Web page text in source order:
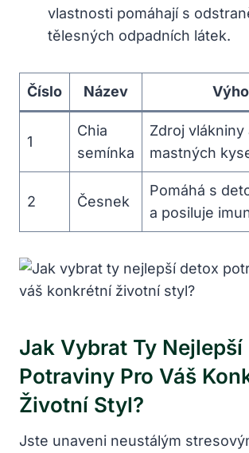
vlastnosti pomáhají s
tělesných odpadních látek.
Číslo Název
1
Chia
semínka
Zdroj vlákniny
mastných
2 Česnek
Pomáhá s
a posiluje
Jak Vybrat Ty Nejlepší
Potraviny Pro Váš
Životní Styl?
Jste unaveni neustálým